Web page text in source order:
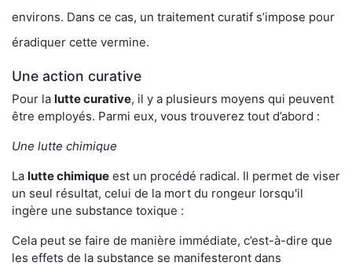
environs. Dans ce cas, un traitement curatif s’impose pour
éradiquer cette vermine.
Une action curative
Pour la lutte curative, il y a plusieurs moyens qui peuvent
être employés. Parmi eux, vous trouverez tout d’abord :
Une lutte chimique
La lutte chimique est un procédé radical. Il permet de viser
un seul résultat, celui de la mort du rongeur lorsqu'il
ingère une substance toxique :
Cela peut se faire de manière immédiate, c’est-à-dire que
les effets de la substance se manifesteront dans